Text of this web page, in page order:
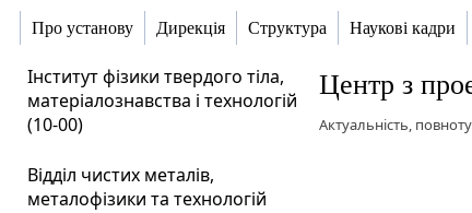
Про установу Дирекція Структура Наукові кадри
Інститут фізики твердого тіла,
матеріалознавства і технологій
(10-00)
Відділ чистих металів,
металофізики та технологій
Центр з
Актуальність,